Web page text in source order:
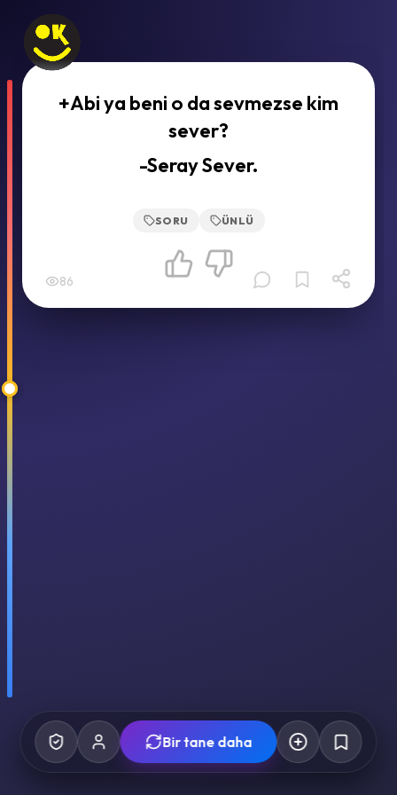
+Abi ya beni o da sevmezse kim
sever?
-Seray Sever.
SORU ÜNLÜ
86
Bir tane daha